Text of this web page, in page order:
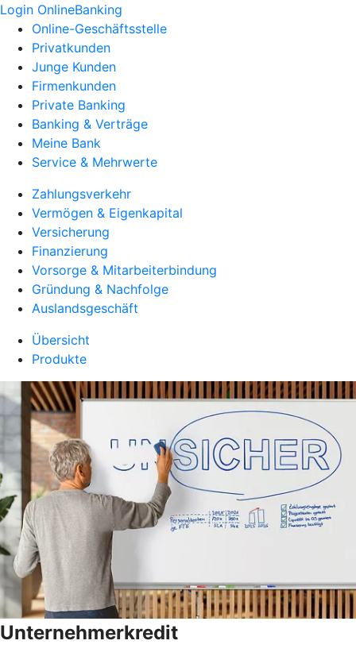
Login OnlineBanking
Online-Geschäftsstelle
Privatkunden
Junge Kunden
Firmenkunden
Private Banking
Banking & Verträge
Meine Bank
Service & Mehrwerte
Zahlungsverkehr
Vermögen & Eigenkapital
Versicherung
Finanzierung
Vorsorge & Mitarbeiterbindung
Gründung & Nachfolge
Auslandsgeschäft
Übersicht
Produkte
Unternehmerkredit